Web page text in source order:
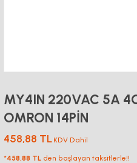
MY4IN 220VAC 5A
OMRON 14PİN
458,88 TL KDV Dahil
*458,88 TL den başlayan taksitlerle!!